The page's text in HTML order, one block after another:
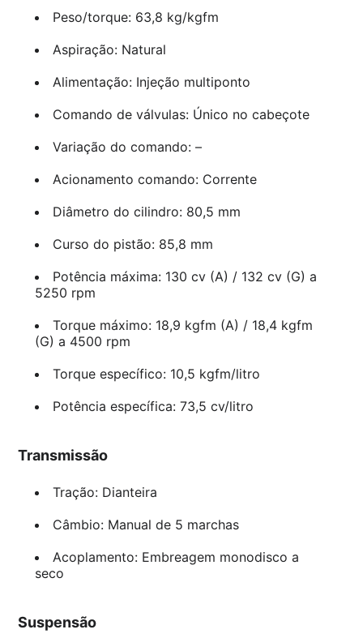
Peso/torque: 63,8 kg/kgfm
Aspiração: Natural
Alimentação: Injeção multiponto
Comando de válvulas: Único no cabeçote
Variação do comando: –
Acionamento comando: Corrente
Diâmetro do cilindro: 80,5 mm
Curso do pistão: 85,8 mm
Potência máxima: 130 cv (A) / 132 cv (G) a
5250 rpm
Torque máximo: 18,9 kgfm (A) / 18,4 kgfm
(G) a 4500 rpm
Torque específico: 10,5 kgfm/litro
Potência específica: 73,5 cv/litro
Transmissão
Tração: Dianteira
Câmbio: Manual de 5 marchas
Acoplamento: Embreagem monodisco a
seco
Suspensão